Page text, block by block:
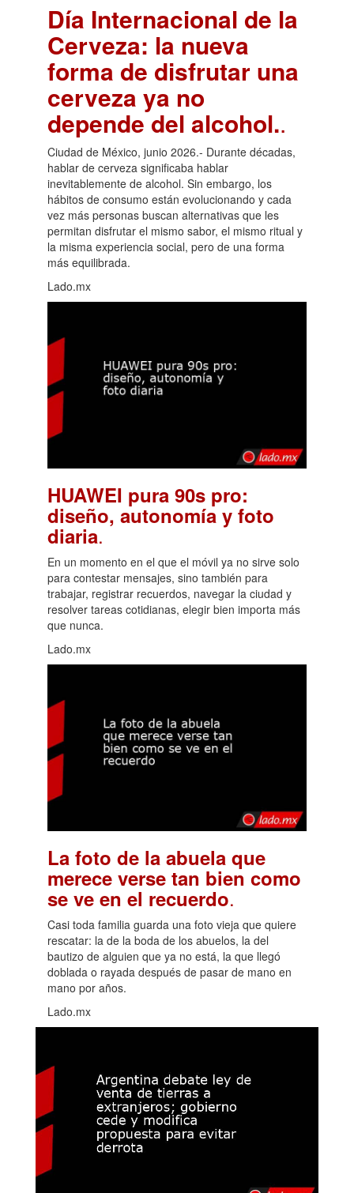
Día Internacional de la
Cerveza: la nueva
forma de disfrutar una
cerveza ya no
depende del alcohol..
Ciudad de México, junio 2026.- Durante décadas,
hablar de cerveza significaba hablar
inevitablemente de alcohol. Sin embargo, los
hábitos de consumo están evolucionando y cada
vez más personas buscan alternativas que les
permitan disfrutar el mismo sabor, el mismo ritual y
la misma experiencia social, pero de una forma
más equilibrada.
Lado.mx
HUAWEI pura 90s pro:
diseño, autonomía y foto
diaria.
En un momento en el que el móvil ya no sirve solo
para contestar mensajes, sino también para
trabajar, registrar recuerdos, navegar la ciudad y
resolver tareas cotidianas, elegir bien importa más
que nunca.
Lado.mx
La foto de la abuela que
merece verse tan bien como
se ve en el recuerdo.
Casi toda familia guarda una foto vieja que quiere
rescatar: la de la boda de los abuelos, la del
bautizo de alguien que ya no está, la que llegó
doblada o rayada después de pasar de mano en
mano por años.
Lado.mx